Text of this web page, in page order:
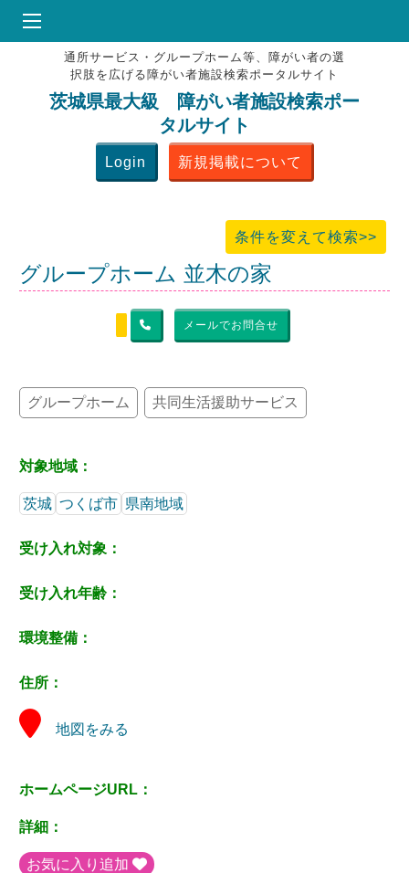
HOME
♥お気にりブックマーク
掲載会員MENU
よくある質問
通所サービス・グループホーム等、障がい者の選
択肢を広げる障がい者施設検索ポータルサイト
茨城県最大級 障がい者施設検索ポー
タルサイト
Login 新規掲載について
条件を変えて検索>>
グループホーム 並木の家
メールでお問合せ
グループホーム 共同生活援助サービス
対象地域：
茨城 つくば市 県南地域
受け入れ対象：
受け入れ年齢：
環境整備：
住所：
地図をみる
ホームページURL：
詳細：
お気に入り追加